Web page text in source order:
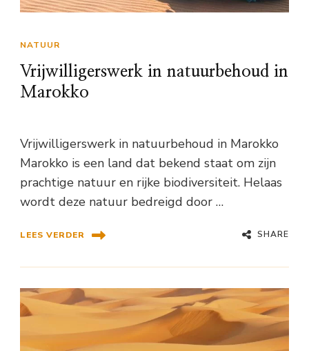
NATUUR
Vrijwilligerswerk in natuurbehoud in
Marokko
Vrijwilligerswerk in natuurbehoud in Marokko
Marokko is een land dat bekend staat om zijn
prachtige natuur en rijke biodiversiteit. Helaas
wordt deze natuur bedreigd door …
LEES VERDER SHARE